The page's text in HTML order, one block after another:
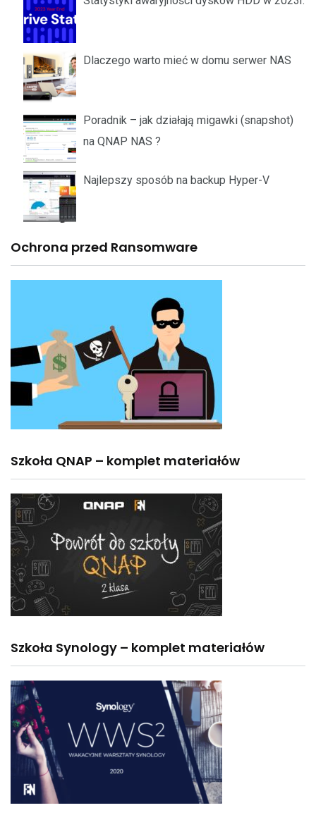
Dlaczego warto mieć w domu serwer NAS
Poradnik – jak działają migawki (snapshot)
na QNAP NAS ?
Najlepszy sposób na backup Hyper-V
Ochrona przed Ransomware
Szkoła QNAP – komplet materiałów
Szkoła Synology – komplet materiałów